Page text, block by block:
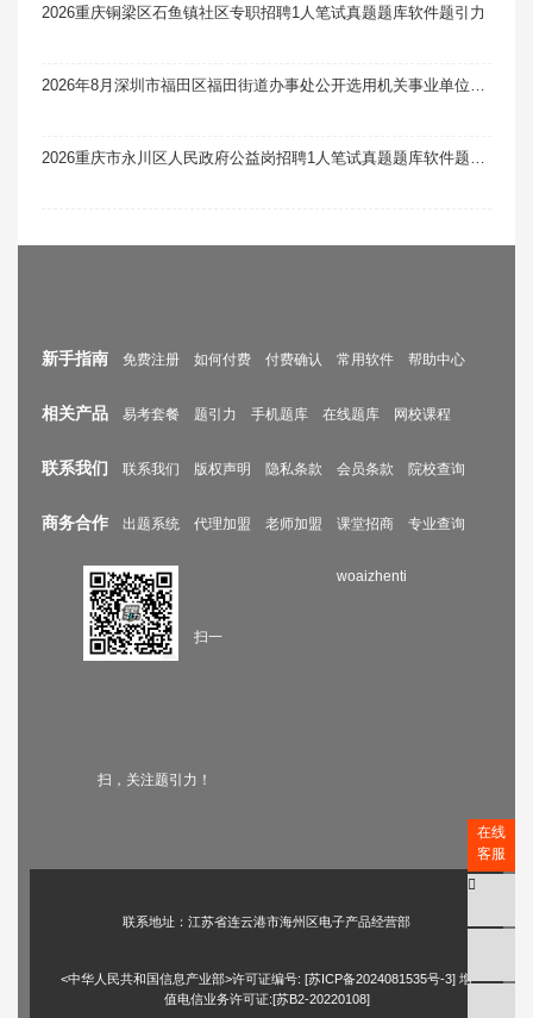
2026重庆铜梁区石鱼镇社区专职招聘1人笔试真题题库软件题引力
新手指南 免费注册 如何付费 付费确认 常用软件 帮助中心
相关产品 易考套餐 题引力 手机题库 在线题库 网校课程
联系我们 联系我们 版权声明 隐私条款 会员条款 院校查询
商务合作 出题系统 代理加盟 老师加盟 课堂招商 专业查询
扫一
扫，关注题引力！
woaizhenti
联系地址：江苏省连云港市海州区电子产品经营部
<中华人民共和国信息产业部>许可证编号: [苏ICP备2024081535号-3] 增
值电信业务许可证:[苏B2-20220108]
在线
客服